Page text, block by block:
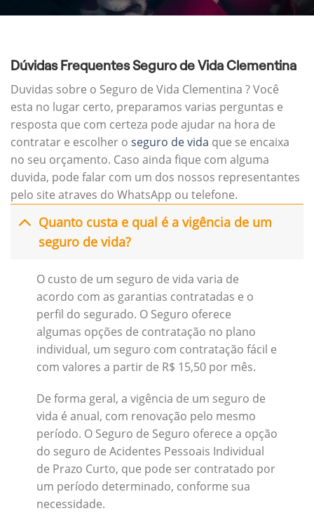
Dúvidas Frequentes Seguro de Vida Clementina
Duvidas sobre o Seguro de Vida Clementina ? Você
esta no lugar certo, preparamos varias perguntas e
resposta que com certeza pode ajudar na hora de
contratar e escolher o seguro de vida que se encaixa
no seu orçamento. Caso ainda fique com alguma
duvida, pode falar com um dos nossos representantes
pelo site atraves do WhatsApp ou telefone.
Quanto custa e qual é a vigência de um
seguro de vida?
O custo de um seguro de vida varia de
acordo com as garantias contratadas e o
perfil do segurado. O Seguro oferece
algumas opções de contratação no plano
individual, um seguro com contratação fácil e
com valores a partir de R$ 15,50 por mês.
De forma geral, a vigência de um seguro de
vida é anual, com renovação pelo mesmo
período. O Seguro de Seguro oferece a opção
do seguro de Acidentes Pessoais Individual
de Prazo Curto, que pode ser contratado por
um período determinado, conforme sua
necessidade.